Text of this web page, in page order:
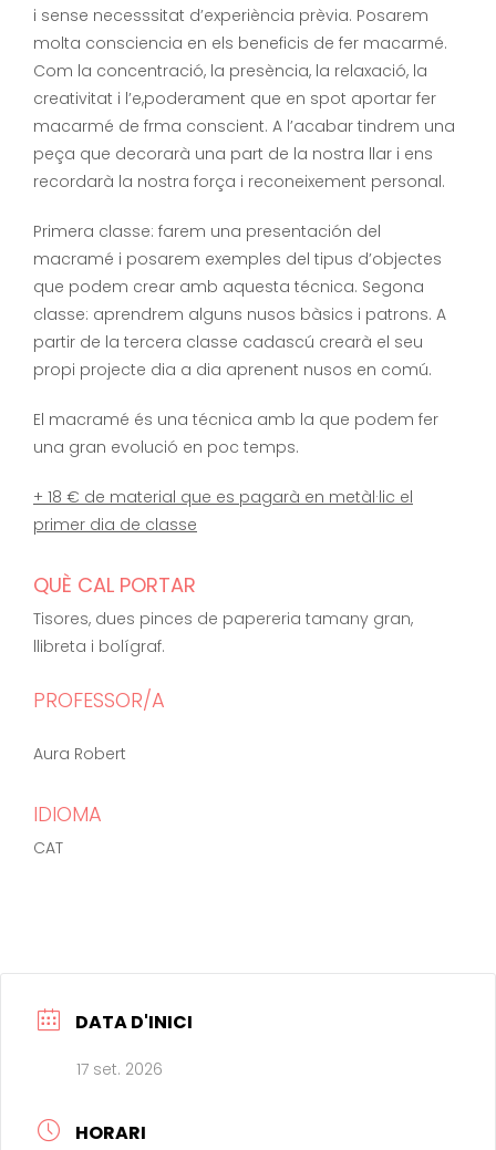
i sense necesssitat d’experiència prèvia. Posarem
molta consciencia en els beneficis de fer macarmé.
Com la concentració, la presència, la relaxació, la
creativitat i l’e,poderament que en spot aportar fer
macarmé de frma conscient. A l’acabar tindrem una
peça que decorarà una part de la nostra llar i ens
recordarà la nostra força i reconeixement personal.
Primera classe: farem una presentación del
macramé i posarem exemples del tipus d’objectes
que podem crear amb aquesta técnica. Segona
classe: aprendrem alguns nusos bàsics i patrons. A
partir de la tercera classe cadascú crearà el seu
propi projecte dia a dia aprenent nusos en comú.
El macramé és una técnica amb la que podem fer
una gran evolució en poc temps.
+ 18 € de material que es pagarà en metàl·lic el
primer dia de classe
QUÈ CAL PORTAR
Tisores, dues pinces de papereria tamany gran,
llibreta i bolígraf.
PROFESSOR/A
Aura Robert
IDIOMA
CAT
DATA D'INICI
17 set. 2026
HORARI